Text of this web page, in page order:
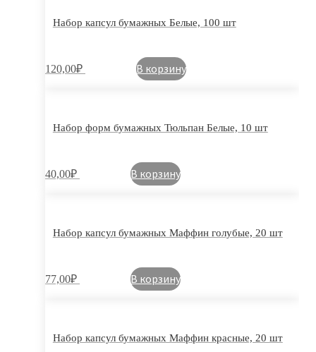
Набор капсул бумажных Белые, 100 шт
120,00₽ В корзину
Набор форм бумажных Тюльпан Белые, 10 шт
40,00₽ В корзину
Набор капсул бумажных Маффин голубые, 20 шт
77,00₽ В корзину
Набор капсул бумажных Маффин красные, 20 шт